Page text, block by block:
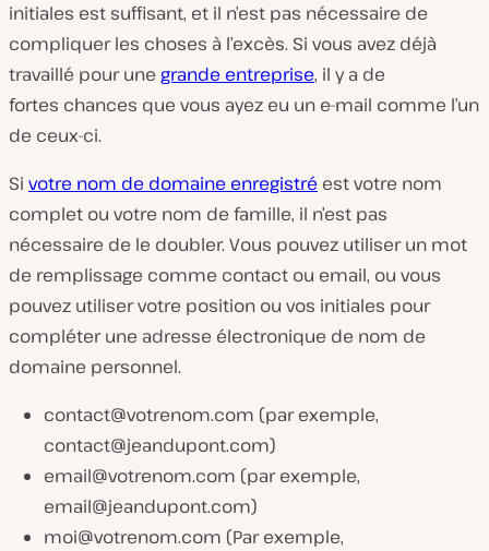
initiales est suffisant, et il n’est pas nécessaire de
compliquer les choses à l’excès. Si vous avez déjà
travaillé pour une grande entreprise, il y a de
fortes chances que vous ayez eu un e-mail comme l’un
de ceux-ci.
Si votre nom de domaine enregistré est votre nom
complet ou votre nom de famille, il n’est pas
nécessaire de le doubler. Vous pouvez utiliser un mot
de remplissage comme contact ou email, ou vous
pouvez utiliser votre position ou vos initiales pour
compléter une adresse électronique de nom de
domaine personnel.
contact@votrenom.com (par exemple,
contact@jeandupont.com)
email@votrenom.com (par exemple,
email@jeandupont.com)
moi@votrenom.com (Par exemple,